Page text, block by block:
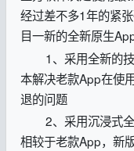
经过差不多1年的紧
目一新的全新原生
1、采用全新的
本解决老款App在使
退的问题
2、采用沉浸式
相较于老款App，新